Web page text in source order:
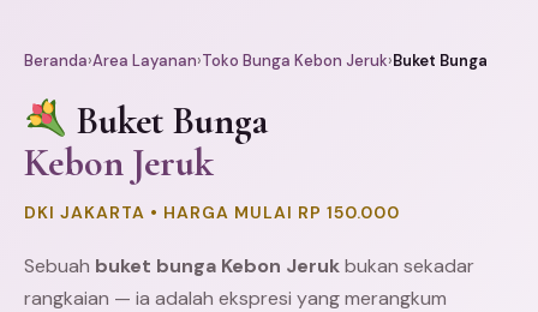
Beranda›Area Layanan›Toko Bunga Kebon Jeruk›Buket Bunga
Buket Bunga
Kebon Jeruk
DKI JAKARTA • HARGA MULAI RP 150.000
Sebuah buket bunga Kebon Jerukbukan sekadar
rangkaian — ia adalah ekspresi yang merangkum